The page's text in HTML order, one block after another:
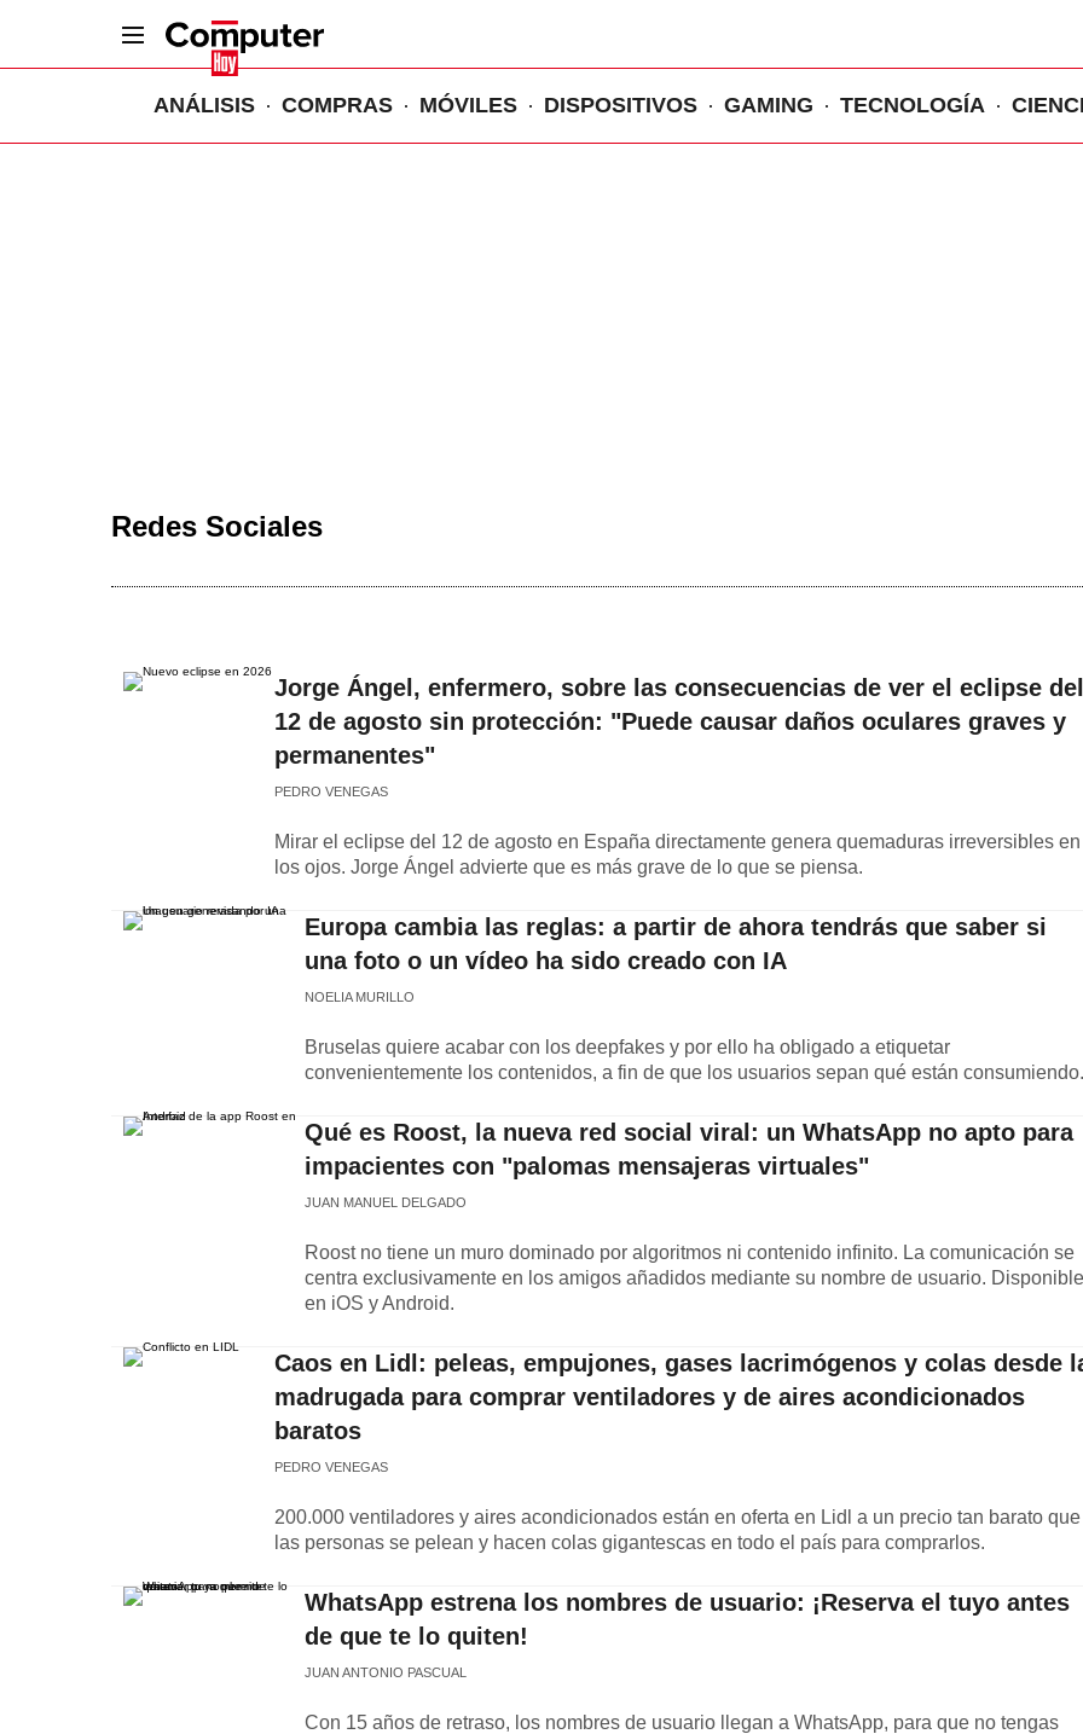
ANÁLISIS COMPRAS MÓVILES DISPOSITIVOS GAMING TECNOLOGÍA
Redes Sociales
Jorge Ángel, enfermero, sobre las consecuencias de ver el eclipse del
12 de agosto sin protección: "Puede causar daños oculares graves y
permanentes"
PEDRO VENEGAS
Mirar el eclipse del 12 de agosto en España directamente genera quemaduras irreversibles en
los ojos. Jorge Ángel advierte que es más grave de lo que se piensa.
Europa cambia las reglas: a partir de ahora tendrás que saber si
una foto o un vídeo ha sido creado con IA
NOELIA MURILLO
Bruselas quiere acabar con los deepfakes y por ello ha obligado a etiquetar
convenientemente los contenidos, a fin de que los usuarios sepan qué están consumiendo.
Qué es Roost, la nueva red social viral: un WhatsApp no apto para
impacientes con "palomas mensajeras virtuales"
JUAN MANUEL DELGADO
Roost no tiene un muro dominado por algoritmos ni contenido infinito. La comunicación se
centra exclusivamente en los amigos añadidos mediante su nombre de usuario. Disponible
en iOS y Android.
Caos en Lidl: peleas, empujones, gases lacrimógenos y colas desde
madrugada para comprar ventiladores y de aires acondicionados
baratos
PEDRO VENEGAS
200.000 ventiladores y aires acondicionados están en oferta en Lidl a un precio tan barato que
las personas se pelean y hacen colas gigantescas en todo el país para comprarlos.
WhatsApp estrena los nombres de usuario: ¡Reserva el tuyo antes
de que te lo quiten!
JUAN ANTONIO PASCUAL
Con 15 años de retraso, los nombres de usuario llegan a WhatsApp, para que no tengas